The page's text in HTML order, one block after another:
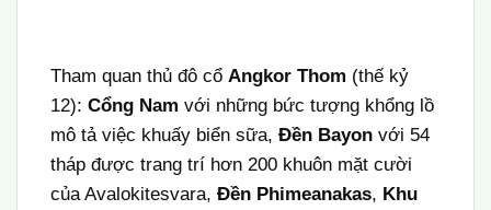
Tham quan thủ đô cổ Angkor Thom (thế kỷ
12): Cổng Nam với những bức tượng khổng lồ
mô tả việc khuấy biển sữa, Đền Bayon với 54
tháp được trang trí hơn 200 khuôn mặt cười
của Avalokitesvara, Đền Phimeanakas, Khu